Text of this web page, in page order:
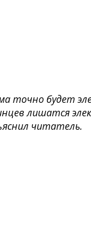
точно будет
лишатся
читатель.